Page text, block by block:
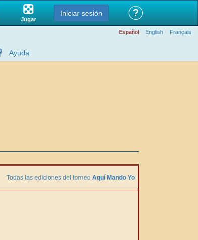
Jugar
Iniciar sesión ?
Español English Français
Ayuda
Todas las ediciones del torneo Aquí Mando Yo